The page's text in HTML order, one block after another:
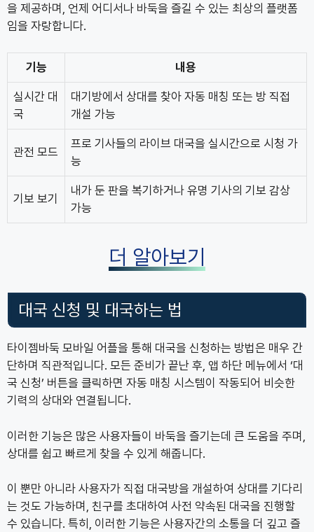
을 제공하며, 언제 어디서나 바둑을 즐길 수 있는 최상의 플랫폼
임을 자랑합니다.
기능 내용
실시간 대
국
대기방에서 상대를 찾아 자동 매칭 또는 방 직접
개설 가능
관전 모드
프로 기사들의 라이브 대국을 실시간으로 시청 가
능
기보 보기
내가 둔 판을 복기하거나 유명 기사의 기보 감상
가능
더 알아보기
대국 신청 및 대국하는 법
타이젬바둑 모바일 어플을 통해 대국을 신청하는 방법은 매우 간
단하며 직관적입니다. 모든 준비가 끝난 후, 앱 하단 메뉴에서 ‘대
국 신청’ 버튼을 클릭하면 자동 매칭 시스템이 작동되어 비슷한
기력의 상대와 연결됩니다.
이러한 기능은 많은 사용자들이 바둑을 즐기는데 큰 도움을 주며,
상대를 쉽고 빠르게 찾을 수 있게 해줍니다.
이 뿐만 아니라 사용자가 직접 대국방을 개설하여 상대를 기다리
는 것도 가능하며, 친구를 초대하여 사전 약속된 대국을 진행할
수 있습니다. 특히, 이러한 기능은 사용자간의 소통을 더 깊고 즐